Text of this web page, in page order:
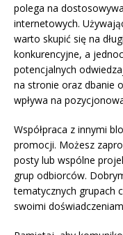
polega na
internetowych.
warto skupić się na
konkurencyjne, a
potencjalnych
na stronie oraz dbanie
wpływa na
Współpraca z innymi
promocji. Możesz
posty lub wspólne
grup odbiorców.
tematycznych grupach
swoimi